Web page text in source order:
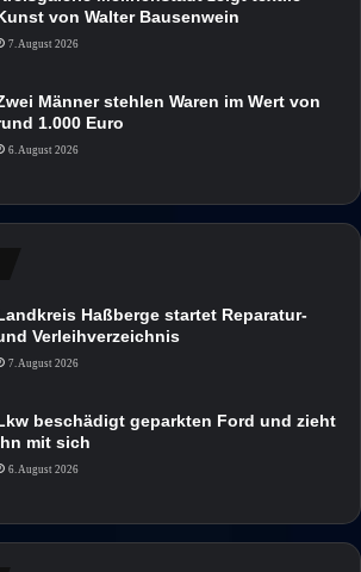
von Walter Bausenwein
7. August 2026
Männer stehlen Waren im Wert von
1.000 Euro
6. August 2026
Haßberge startet Reparatur-
Verleihverzeichnis
7. August 2026
beschädigt geparkten Ford und zieht
mit sich
6. August 2026